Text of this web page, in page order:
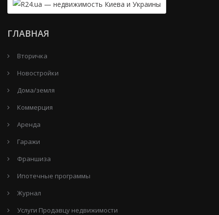
ГЛАВНАЯ
Вторичка
Новостройки
Дома/земля
Коммерция
Аренда
Гаражи
Франшиза
Ипотечные программы
Журнал
Услуги Продавцу недвижимости